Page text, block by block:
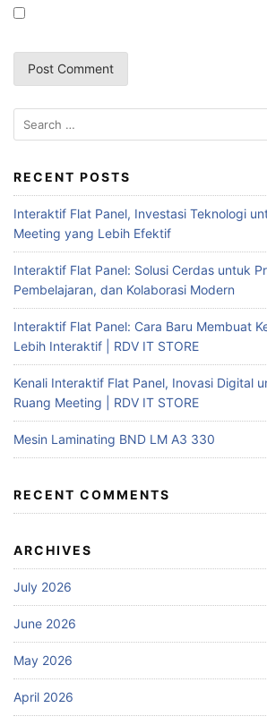
RECENT POSTS
Interaktif Flat Panel, Investasi Teknologi
Meeting yang Lebih Efektif
Interaktif Flat Panel: Solusi Cerdas untuk
Pembelajaran, dan Kolaborasi Modern
Interaktif Flat Panel: Cara Baru Membuat
Lebih Interaktif | RDV IT STORE
Kenali Interaktif Flat Panel, Inovasi Digital
Ruang Meeting | RDV IT STORE
Mesin Laminating BND LM A3 330
RECENT COMMENTS
ARCHIVES
July 2026
June 2026
May 2026
April 2026